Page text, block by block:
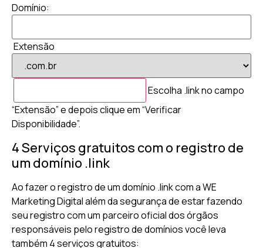
Domínio:
Extensão
Escolha .link no campo
“Extensão” e depois clique em “Verificar
Disponibilidade”.
4 Serviços gratuitos com o registro de
um domínio .link
Ao fazer o registro de um domínio .link com a WE
Marketing Digital além da segurança de estar fazendo
seu registro com um parceiro oficial dos órgãos
responsáveis pelo registro de domínios você leva
também 4 serviços gratuitos: